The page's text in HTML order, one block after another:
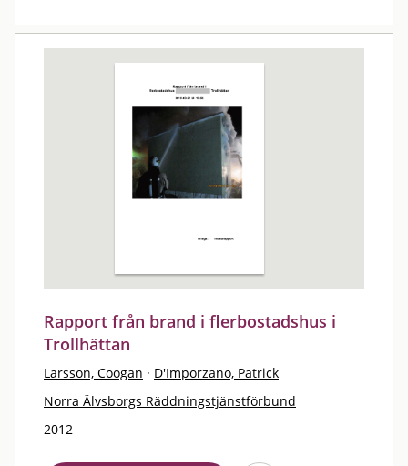
Rapport från brand i flerbostadshus i
Trollhättan
Larsson, Coogan · D'Imporzano, Patrick
Norra Älvsborgs Räddningstjänstförbund
2012